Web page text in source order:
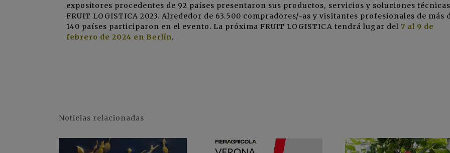
expositores procedentes de 92 países presentaron sus productos, servicios y soluciones
FRUIT LOGISTICA 2023. Alrededor de 63.500 compradores/-as y visitantes profesionales de más
140 países participaron en el evento. La próxima FRUIT LOGISTICA tendrá lugar del 7 al 9 de
febrero de 2024 en Berlín.
Noticias relacionadas